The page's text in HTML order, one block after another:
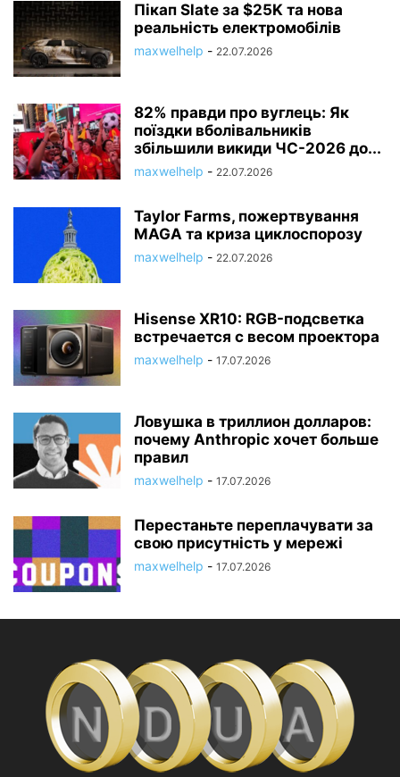
Пікап Slate за $25K та нова
реальність електромобілів
maxwelhelp - 22.07.2026
82% правди про вуглець: Як
поїздки вболівальників
збільшили викиди ЧС-2026 до...
maxwelhelp - 22.07.2026
Taylor Farms, пожертвування
MAGA та криза циклоспорозу
maxwelhelp - 22.07.2026
Hisense XR10: RGB-подсветка
встречается с весом проектора
maxwelhelp - 17.07.2026
Ловушка в триллион долларов:
почему Anthropic хочет больше
правил
maxwelhelp - 17.07.2026
Перестаньте переплачувати за
свою присутність у мережі
maxwelhelp - 17.07.2026